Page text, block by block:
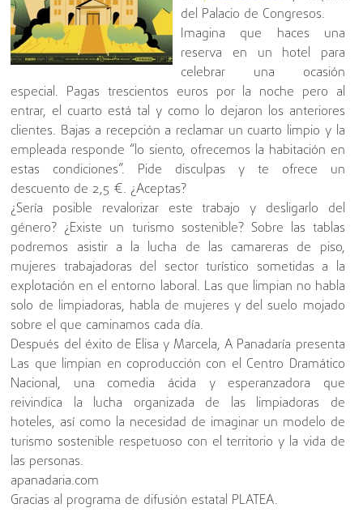
del Palacio de Congresos.
Imagina que haces una
reserva en un hotel para
celebrar una ocasión
especial. Pagas trescientos euros por la noche pero al
entrar, el cuarto está tal y como lo dejaron los anteriores
clientes. Bajas a recepción a reclamar un cuarto limpio y la
empleada responde “lo siento, ofrecemos la habitación en
estas condiciones”. Pide disculpas y te ofrece un
descuento de 2,5 €. ¿Aceptas?
¿Sería posible revalorizar este trabajo y desligarlo del
género? ¿Existe un turismo sostenible? Sobre las tablas
podremos asistir a la lucha de las camareras de piso,
mujeres trabajadoras del sector turístico sometidas a la
explotación en el entorno laboral. Las que limpian no habla
solo de limpiadoras, habla de mujeres y del suelo mojado
sobre el que caminamos cada día.
Después del éxito de Elisa y Marcela, A Panadaría presenta
Las que limpian en coproducción con el Centro Dramático
Nacional, una comedia ácida y esperanzadora que
reivindica la lucha organizada de las limpiadoras de
hoteles, así como la necesidad de imaginar un modelo de
turismo sostenible respetuoso con el territorio y la vida de
las personas.
apanadaria.com
Gracias al programa de difusión estatal PLATEA.